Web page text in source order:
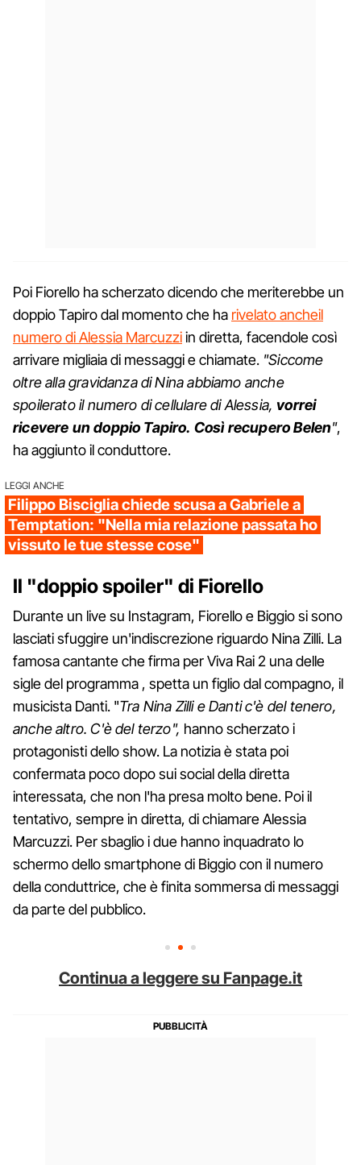
Poi Fiorello ha scherzato dicendo che meriterebbe un
doppio Tapiro dal momento che ha rivelato ancheil
numero di Alessia Marcuzziin diretta, facendole così
arrivare migliaia di messaggi e chiamate. "Siccome
oltre alla gravidanza di Nina abbiamo anche
spoilerato il numero di cellulare di Alessia, vorrei
ricevere un doppio Tapiro. Così recupero Belen",
ha aggiunto il conduttore.
LEGGI ANCHE
Filippo Bisciglia chiede scusa a Gabriele a
Temptation: "Nella mia relazione passata ho
vissuto le tue stesse cose"
Il "doppio spoiler" di Fiorello
Durante un live su Instagram, Fiorello e Biggio si sono
lasciati sfuggire un'indiscrezione riguardo Nina Zilli. La
famosa cantante che firma per Viva Rai 2 una delle
sigle del programma , spetta un figlio dal compagno, il
musicista Danti. "Tra Nina Zilli e Danti c'è del tenero,
anche altro. C'è del terzo", hanno scherzato i
protagonisti dello show. La notizia è stata poi
confermata poco dopo sui social della diretta
interessata, che non l'ha presa molto bene. Poi il
tentativo, sempre in diretta, di chiamare Alessia
Marcuzzi. Per sbaglio i due hanno inquadrato lo
schermo dello smartphone di Biggio con il numero
della conduttrice, che è finita sommersa di messaggi
da parte del pubblico.
Continua a leggere su Fanpage.it